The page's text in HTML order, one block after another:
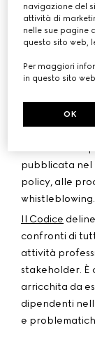
regolamenti,
ciascun
adotta una
corruzione e
integrità.
il Codice
pubblicata nel
policy, alle
Il Codice
confronti di
attività
stakeholder. È
arricchita da
dipendenti
e
navigazione del
attività di
nelle sue pagine
questo sito web,
Per maggiori
in questo sito
OK